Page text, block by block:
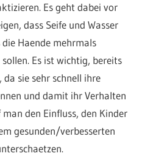
Es geht dabei vor
dass Seife und Wasser
Haende mehrmals
Es ist wichtig, bereits
sie sehr schnell ihre
und damit ihr Verhalten
den Einfluss, den Kinder
gesunden/verbesserten